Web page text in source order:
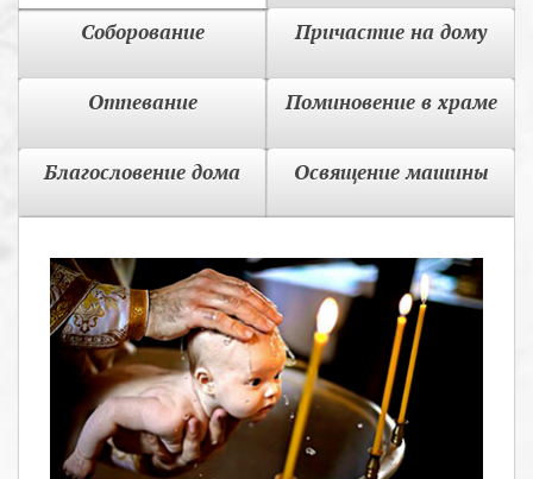
Соборование Причастие на дому
Отпевание Поминовение в храме
Благословение дома Освящение машины